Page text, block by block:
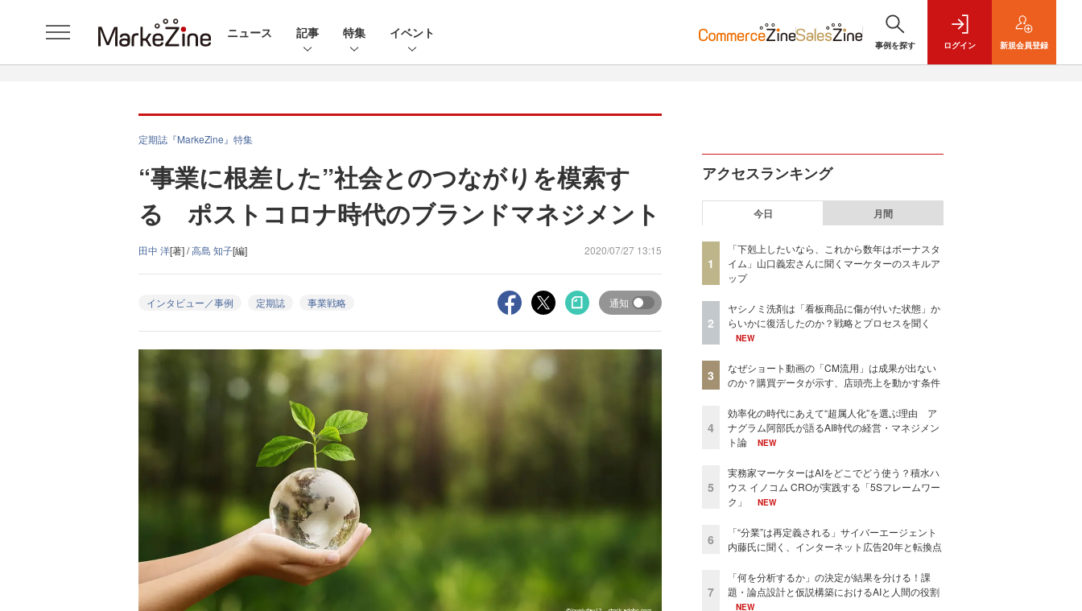
ニュース 記事 特集 イベント
事例を探す ログイン 新規会員登録
定期誌『MarkeZine』特集
“事業に根差した”社会とのつながりを模索す
る ポストコロナ時代のブランドマネジメント
田中 洋[著] /高島 知子[編] 2020/07/27 13:15
インタビュー／事例 定期誌 事業戦略 通知
アクセスランキング
今日 月間
1
「下剋上したいなら、これから数年はボーナスタ
イム」山口義宏さんに聞くマーケターのスキルア
ップ
2
ヤシノミ洗剤は「看板商品に傷が付いた状態」か
らいかに復活したのか？戦略とプロセスを聞く
NEW
3
なぜショート動画の「CM流用」は成果が出ない
のか？購買データが示す、店頭売上を動かす条件
4
効率化の時代にあえて“超属人化”を選ぶ理由 ア
ナグラム阿部氏が語るAI時代の経営・マネジメン
ト論
NEW
5
実務家マーケターはAIをどこでどう使う？積水ハ
ウス イノコム CROが実践する「5Sフレームワー
ク」
NEW
6
「“分業”は再定義される」サイバーエージェント
内藤氏に聞く、インターネット広告20年と転換点
7
「何を分析するか」の決定が結果を分ける！課
題・論点設計と仮説構築におけるAIと人間の役割
NEW